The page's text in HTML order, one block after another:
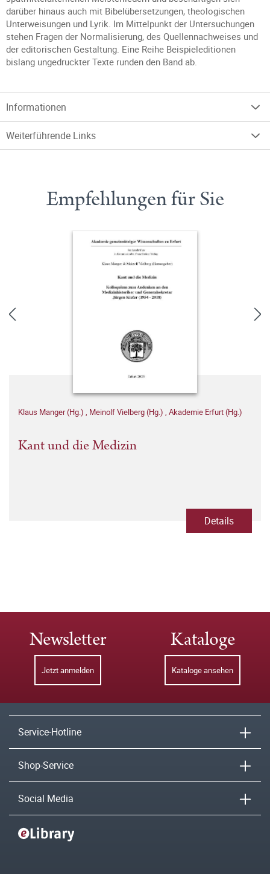
darüber hinaus auch mit Bibelübersetzungen, theologischen
Unterweisungen und Lyrik. Im Mittelpunkt der Untersuchungen
stehen Fragen der Normalisierung, des Quellennachweises und
der editorischen Gestaltung. Eine Reihe Beispieleditionen
bislang ungedruckter Texte runden den Band ab.
Informationen
Weiterführende Links
Empfehlungen für Sie
Klaus Manger (Hg.) , Meinolf Vielberg (Hg.) , Akademie Erfurt (Hg.)
Kant und die Medizin
Details
Newsletter
Jetzt anmelden
Kataloge
Kataloge ansehen
Service-Hotline
Shop-Service
Social Media